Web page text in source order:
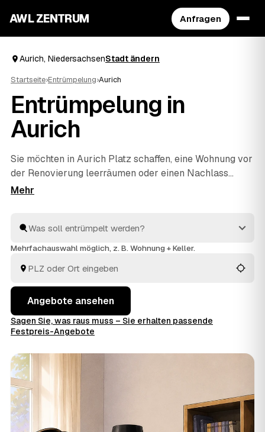
AWL ZENTRUM Anfragen
Aurich, NiedersachsenStadt ändern
Startseite›Entrümpelung›Aurich
Entrümpelung in
Aurich
Sie möchten in Aurich Platz schaffen, eine Wohnung vor
der Renovierung leerräumen oder einen Nachlass
auflösen? Beschreiben Sie Ihren Auftrag bei AWL
einzelnen Raum bis zur kompletten
Haushaltsauflösungwird alles fachgerecht ausgeräumt
Blick.
Mehrfachauswahl möglich, z. B. Wohnung + Keller.
Angebote ansehen
Sagen Sie, was raus muss – Sie erhalten passende
Festpreis-Angebote